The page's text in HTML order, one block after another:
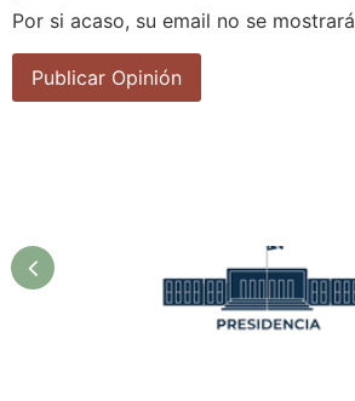
Por si acaso, su email no se mostrará